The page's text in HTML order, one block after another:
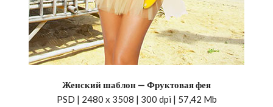
Женский шаблон — Фруктовая фея
PSD | 2480 x 3508 | 300 dpi | 57,42 Mb